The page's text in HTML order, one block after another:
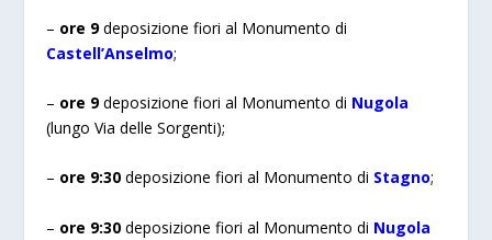
– ore 9deposizione fiori al Monumento di
Castell’Anselmo;
– ore 9deposizione fiori al Monumento di Nugola
(lungo Via delle Sorgenti);
– ore 9:30 deposizione fiori al Monumento di Stagno;
– ore 9:30 deposizione fiori al Monumento di Nugola